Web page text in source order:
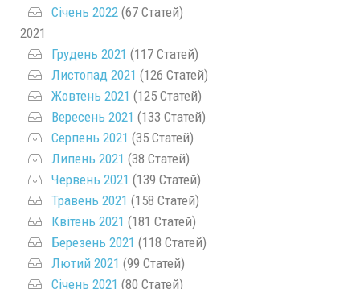
Січень 2022 (67 Статей)
2021
Грудень 2021 (117 Статей)
Листопад 2021 (126 Статей)
Жовтень 2021 (125 Статей)
Вересень 2021 (133 Статей)
Серпень 2021 (35 Статей)
Липень 2021 (38 Статей)
Червень 2021 (139 Статей)
Травень 2021 (158 Статей)
Квітень 2021 (181 Статей)
Березень 2021 (118 Статей)
Лютий 2021 (99 Статей)
Січень 2021 (80 Статей)